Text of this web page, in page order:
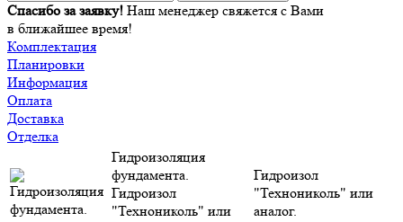
Спасибо за заявку! Наш менеджер свяжется с Вами
в ближайшее время!
Комплектация
Планировки
Информация
Оплата
Доставка
Отделка
Гидроизоляция
фундамента.
Гидроизол
"Технониколь" или
Гидроизол
"Технониколь" или
аналог.